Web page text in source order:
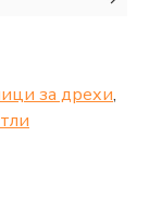
за дрехи,